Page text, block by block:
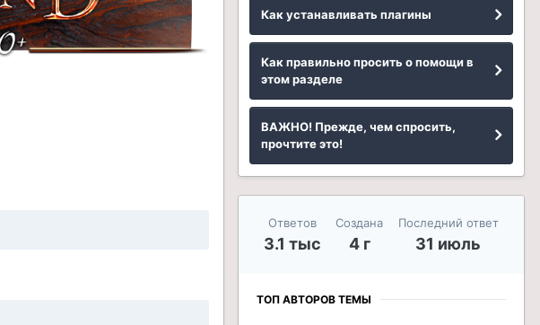
Как устанавливать плагины
Как правильно просить о помощи в
этом разделе
ВАЖНО! Прежде, чем спросить,
прочтите это!
Ответов
3.1 тыс
Создана
4 г
Последний ответ
31 июль
ТОП АВТОРОВ ТЕМЫ